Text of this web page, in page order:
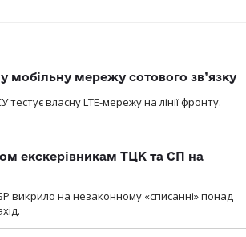
мобільну мережу сотового зв’язку
власну LTE-мережу на лінії фронту.
екскерівникам ТЦК та СП на
викрило на незаконному «списанні» понад